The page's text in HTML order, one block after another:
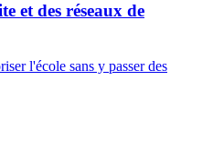
et des réseaux de
l'école sans y passer des